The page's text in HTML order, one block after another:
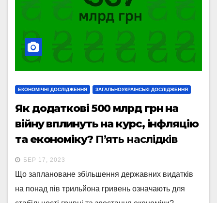
ЕКОНОМІЧНІ ДОСЛІДЖЕННЯ ЗАГАЛЬНОУКРАЇНСЬКІ ДОСЛІДЖЕННЯ
Як додаткові 500 млрд грн на
війну вплинуть на курс, інфляцію
та економіку? П’ять наслідків
рекордного розширення
видатків держави
БЕР 17, 2023
Що заплановане збільшення державних видатків
на понад пів трильйона гривень означають для